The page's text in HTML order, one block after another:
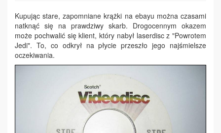
Kupując stare, zapomniane krążki na ebayu można czasami
natknąć się na prawdziwy skarb. Drogocennym okazem
może pochwalić się klient, który nabył laserdisc z "Powrotem
Jedi". To, co odkrył na płycie przeszło jego najśmielsze
oczekiwania.